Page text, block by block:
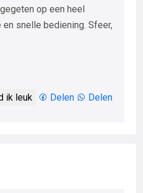
op een heel
snelle bediening. Sfeer,
ik leuk Delen Delen